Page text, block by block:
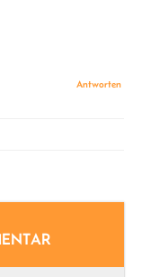
Antworten